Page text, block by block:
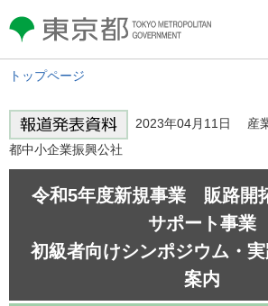
東京都 TOKYO METROPOLITAN
GOVERNMENT
トップページ
2023年04月11日 産
都中小企業振興公社
令和5年度新規事業 販路開
サポート事業
初級者向けシンポジウム・
案内